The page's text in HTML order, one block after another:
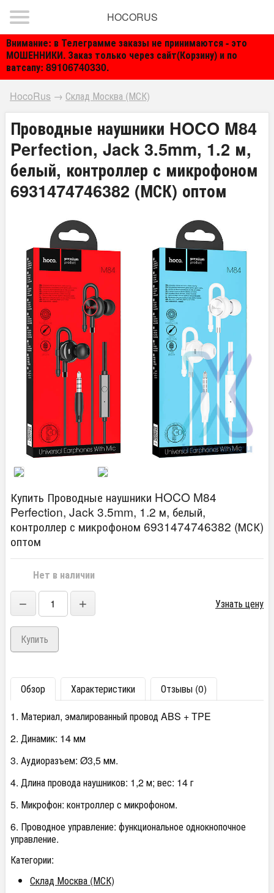
Внимание: в Телеграмме заказы не принимаются - это
МОШЕННИКИ. Заказ только через сайт(Корзину) и по
ватсапу: 89106740330.
HOCORUS
HocoRus → Склад Москва (МСК)
Проводные наушники HOCO M84
Perfection, Jack 3.5mm, 1.2 м,
белый, контроллер с микрофоном
6931474746382 (МСК) оптом
Купить Проводные наушники HOCO M84
Perfection, Jack 3.5mm, 1.2 м, белый,
контроллер с микрофоном 6931474746382 (МСК)
оптом
Нет в наличии
− + Узнать цену
Обзор Характеристики
Отзывы (0)
1. Материал, эмалированный провод ABS + TPE
2. Динамик: 14 мм
3. Аудиоразъем: Ø3,5 мм.
4. Длина провода наушников: 1,2 м; вес: 14 г
5. Микрофон: контроллер с микрофоном.
6. Проводное управление: функциональное однокнопочное
управление.
Категории:
Склад Москва (МСК)